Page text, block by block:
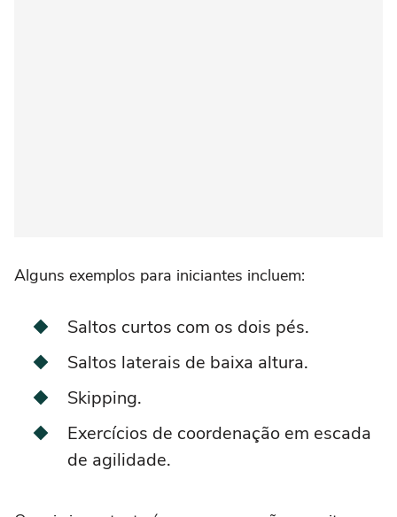
Alguns exemplos para iniciantes incluem:
Saltos curtos com os dois pés.
Saltos laterais de baixa altura.
Skipping.
Exercícios de coordenação em escada
de agilidade.